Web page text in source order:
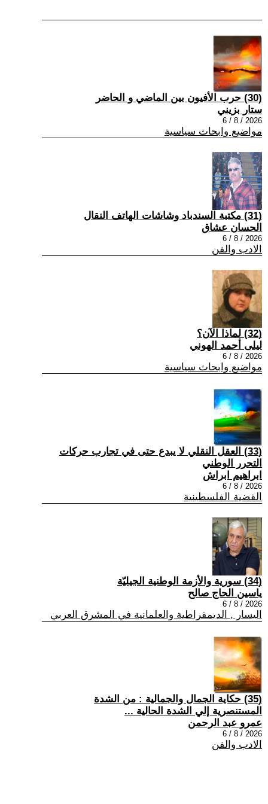
(30) حرب الأفيون بين الماضي و الحاضر
ستار بزيني
2026 / 8 / 6
مواضيع وابحاث سياسية
(31) مكتبة السندباد وشاشات الهاتف النقال
الحسان عشاق
2026 / 8 / 6
الادب والفن
(32) لماذا الآن؟
ليلى أحمد الهوني
2026 / 8 / 6
مواضيع وابحاث سياسية
(33) العقل النقلي لا يبدع حتى في تجارب حركات
التحرر الوطني
ابراهيم ابراش
2026 / 8 / 6
القضية الفلسطينية
(34) سورية والأزمة الوطنية الجيليّة
ياسين الحاج صالح
2026 / 8 / 6
اليسار , الديمقراطية والعلمانية في المشرق العربي
(35) حكاية الجمال والجمالية : من الشدة
المستنصرية إلي الشدة الحالية ...
عمرو عبد الرحمن
2026 / 8 / 6
الادب والفن